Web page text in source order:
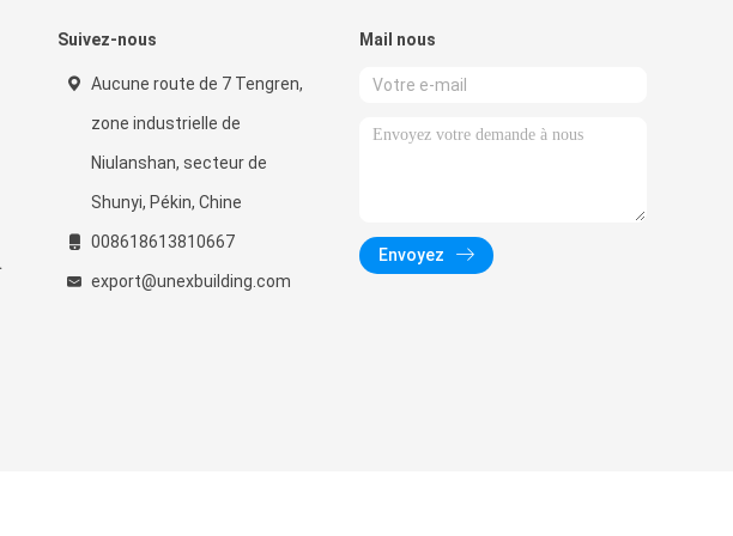
Suivez-nous
Aucune route de 7 Tengren,
zone industrielle de
Niulanshan, secteur de
Shunyi, Pékin, Chine
008618613810667
export@unexbuilding.com
Mail nous
Envoyez